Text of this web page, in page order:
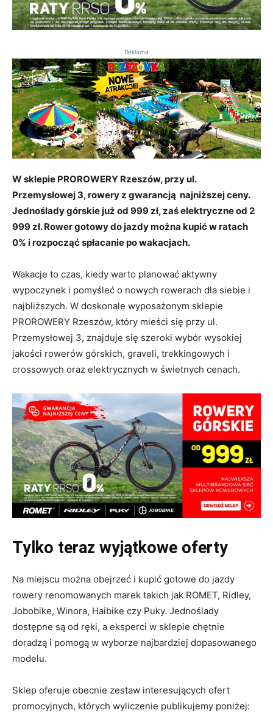
Reklama
W sklepie PROROWERY Rzeszów, przy ul.
Przemysłowej 3, rowery z gwarancją najniższej ceny.
Jednoślady górskie już od 999 zł, zaś elektryczne od 2
999 zł. Rower gotowy do jazdy można kupić w ratach
0% i rozpocząć spłacanie po wakacjach.
Wakacje to czas, kiedy warto planować aktywny
wypoczynek i pomyśleć o nowych rowerach dla siebie i
najbliższych. W doskonale wyposażonym sklepie
PROROWERY Rzeszów, który mieści się przy ul.
Przemysłowej 3, znajduje się szeroki wybór wysokiej
jakości rowerów górskich, graveli, trekkingowych i
crossowych oraz elektrycznych w świetnych cenach.
Tylko teraz wyjątkowe oferty
Na miejscu można obejrzeć i kupić gotowe do jazdy
rowery renomowanych marek takich jak ROMET, Ridley,
Jobobike, Winora, Haibike czy Puky. Jednoślady
dostępne są od ręki, a eksperci w sklepie chętnie
doradzą i pomogą w wyborze najbardziej dopasowanego
modelu.
Sklep oferuje obecnie zestaw interesujących ofert
promocyjnych, których wyliczenie publikujemy poniżej: